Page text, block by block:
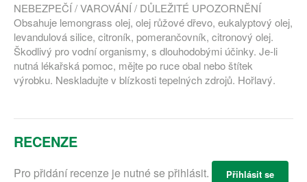
NEBEZPEČÍ / VAROVÁNÍ / DŮLEŽITÉ UPOZORNĚNÍ
Obsahuje lemongrass olej, olej růžové dřevo, eukalyptový olej,
levandulová silice, citroník, pomerančovník, citronový olej.
Škodlivý pro vodní organismy, s dlouhodobými účinky. Je-li
nutná lékařská pomoc, mějte po ruce obal nebo štítek
výrobku. Neskladujte v blízkosti tepelných zdrojů. Hořlavý.
RECENZE
Pro přidání recenze je nutné se přihlásit. Přihlásit se